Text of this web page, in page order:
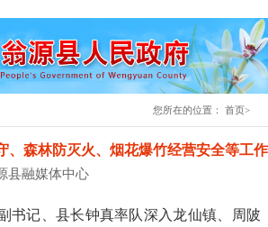
您所在的位置：首页>
、森林防灭火、烟花爆竹经营安全等工作
县融媒体中心
记、县长钟真率队深入龙仙镇、周陂